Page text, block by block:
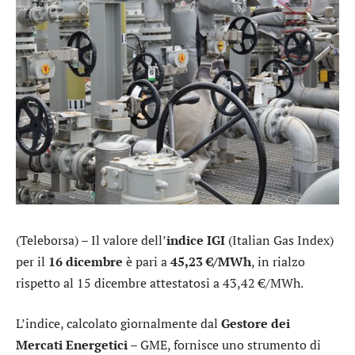
(Teleborsa) – Il valore dell’indice IGI (Italian Gas Index)
per il 16 dicembre è pari a45,23 €/MWh, in rialzo
rispetto al 15 dicembre attestatosi a 43,42 €/MWh.
L’indice, calcolato giornalmente dal Gestore dei
Mercati Energetici– GME, fornisce uno strumento di